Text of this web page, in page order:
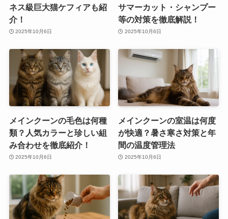
ネス級巨大猫ケフィアも紹
介！
2025年10月6日
サマーカット・シャンプー
等の対策を徹底解説！
2025年10月6日
メインクーンの毛色は何種
類？人気カラーと珍しい組
み合わせを徹底紹介！
2025年10月6日
メインクーンの室温は何度
が快適？暑さ寒さ対策と年
間の温度管理法
2025年10月6日